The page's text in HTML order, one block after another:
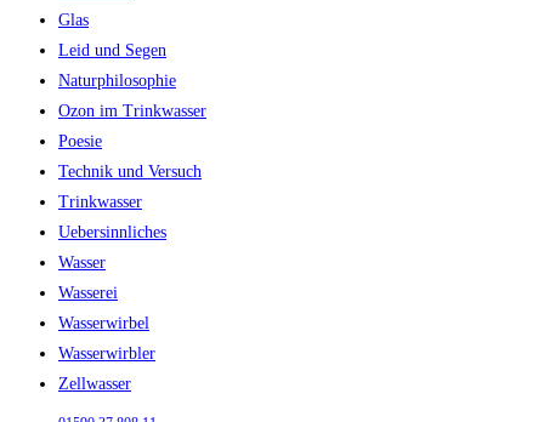
Glas
Leid und Segen
Naturphilosophie
Ozon im Trinkwasser
Poesie
Technik und Versuch
Trinkwasser
Uebersinnliches
Wasser
Wasserei
Wasserwirbel
Wasserwirbler
Zellwasser